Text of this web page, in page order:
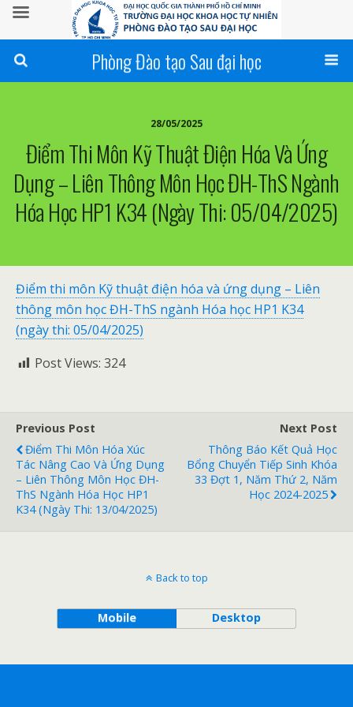
Phòng Đào tạo Sau đại học
28/05/2025
Điểm Thi Môn Kỹ Thuật Điện Hóa Và Ứng
Dụng – Liên Thông Môn Học ĐH-ThS Ngành
Hóa Học HP1 K34 (ngày Thi: 05/04/2025)
Điểm thi môn Kỹ thuật điện hóa và ứng dụng – Liên
thông môn học ĐH-ThS ngành Hóa học HP1 K34
(ngày thi: 05/04/2025)
Post Views: 324
Previous Post
Điểm Thi Môn Hóa Xúc
Tác Nâng Cao Và Ứng Dụng
– Liên Thông Môn Học ĐH-
ThS Ngành Hóa Học HP1
K34 (ngày Thi: 13/04/2025)
Next Post
Thông Báo Kết Quả Học
Bổng Chuyển Tiếp Sinh Khóa
33 Đợt 1, Năm Thứ 2, Năm
Học 2024-2025
Back to top
Mobile Desktop